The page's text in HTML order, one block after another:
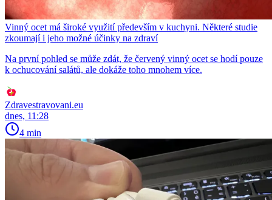
Vinný ocet má široké využití především v kuchyni. Některé studie
zkoumají i jeho možné účinky na zdraví
Na první pohled se může zdát, že červený vinný ocet se hodí pouze
k ochucování salátů, ale dokáže toho mnohem více.
Zdravestravovani.eu
dnes, 11:28
4 min